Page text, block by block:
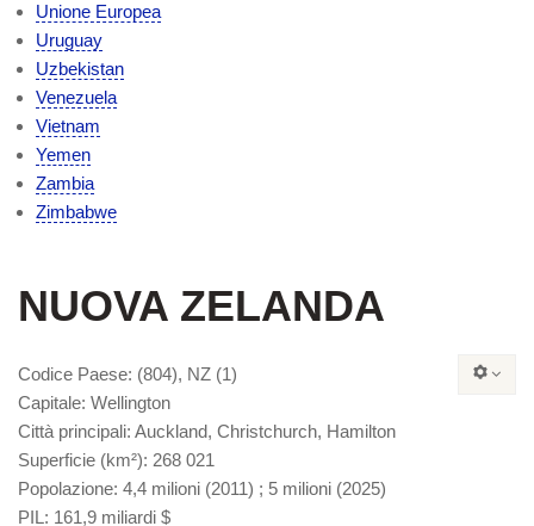
Unione Europea
Uruguay
Uzbekistan
Venezuela
Vietnam
Yemen
Zambia
Zimbabwe
NUOVA ZELANDA
Codice Paese: (804), NZ (1)
Capitale: Wellington
Città principali: Auckland, Christchurch, Hamilton
Superficie (km²): 268 021
Popolazione: 4,4 milioni (2011) ; 5 milioni (2025)
PIL : 161,9 miliardi $